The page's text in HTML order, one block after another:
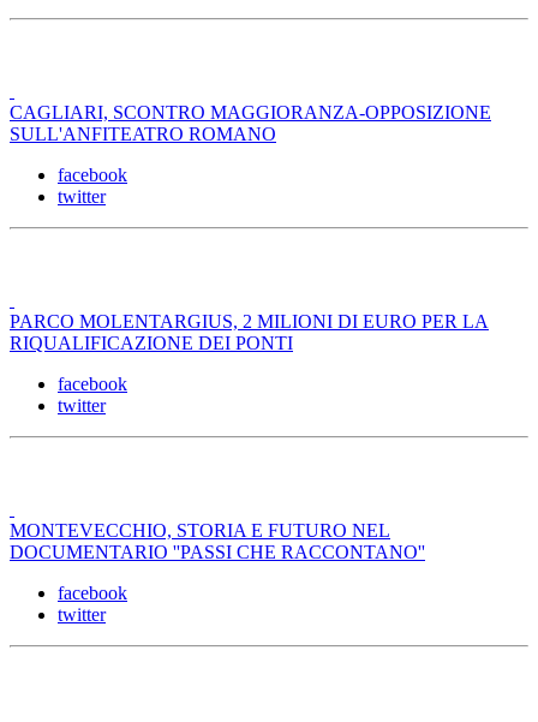
CAGLIARI, SCONTRO MAGGIORANZA-OPPOSIZIONE
SULL'ANFITEATRO ROMANO
facebook
twitter
PARCO MOLENTARGIUS, 2 MILIONI DI EURO PER LA
RIQUALIFICAZIONE DEI PONTI
facebook
twitter
MONTEVECCHIO, STORIA E FUTURO NEL
DOCUMENTARIO ''PASSI CHE RACCONTANO''
facebook
twitter